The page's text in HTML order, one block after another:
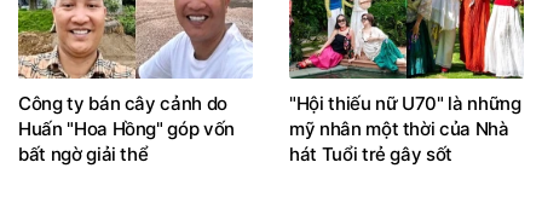
Công ty bán cây cảnh do
Huấn "Hoa Hồng" góp vốn
bất ngờ giải thể
"Hội thiếu nữ U70" là những
mỹ nhân một thời của Nhà
hát Tuổi trẻ gây sốt